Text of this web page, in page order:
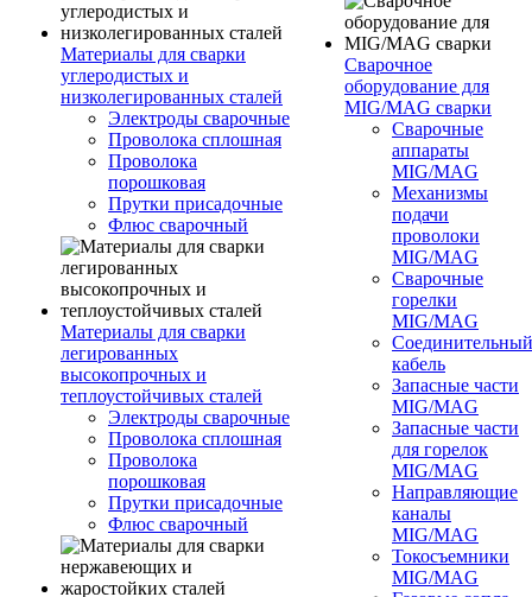
Материалы для сварки
углеродистых и
низколегированных сталей
Электроды сварочные
Проволока сплошная
Проволока
порошковая
Прутки присадочные
Флюс сварочный
Материалы для сварки
легированных
высокопрочных и
теплоустойчивых сталей
Электроды сварочные
Проволока сплошная
Проволока
порошковая
Прутки присадочные
Флюс сварочный
Сварочное
оборудование для
MIG/MAG сварки
Сварочные
аппараты
MIG/MAG
Механизмы
подачи
проволоки
MIG/MAG
Сварочные
горелки
MIG/MAG
Соединительный
кабель
Запасные части
MIG/MAG
Запасные части
для горелок
MIG/MAG
Направляющие
каналы
MIG/MAG
Токосъемники
MIG/MAG